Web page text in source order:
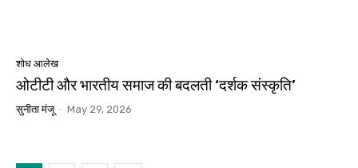
शोध आलेख
ओटीटी और भारतीय समाज की बदलती ‘दर्शक संस्कृति’
सुनीता मंजू - May 29, 2026